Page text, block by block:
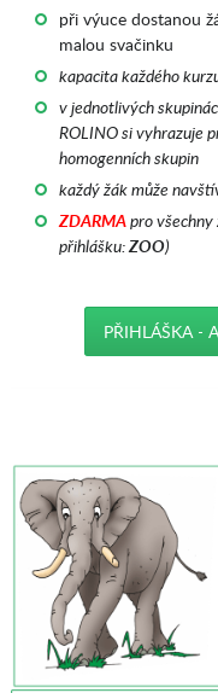
při výuce dostanou
malou svačinku
kapacita každého
v jednotlivých
ROLINO si vyhrazuje
homogenních skupin
každý žák může
ZDARMApro všechny
přihlášku:ZOO)
PŘIHLÁŠKA -